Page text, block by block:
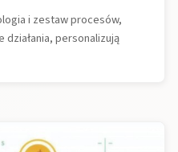
i zestaw procesów,
personalizują